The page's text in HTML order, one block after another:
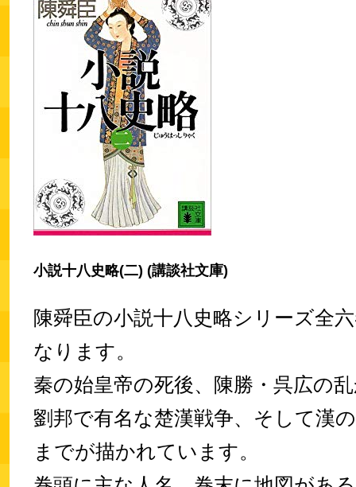
小説十八史略(二) (講談社文庫)
陳舜臣の小説十八史略シリーズ全
なります。
秦の始皇帝の死後、陳勝・呉広の
劉邦で有名な楚漢戦争、そして漢
までが描かれています。